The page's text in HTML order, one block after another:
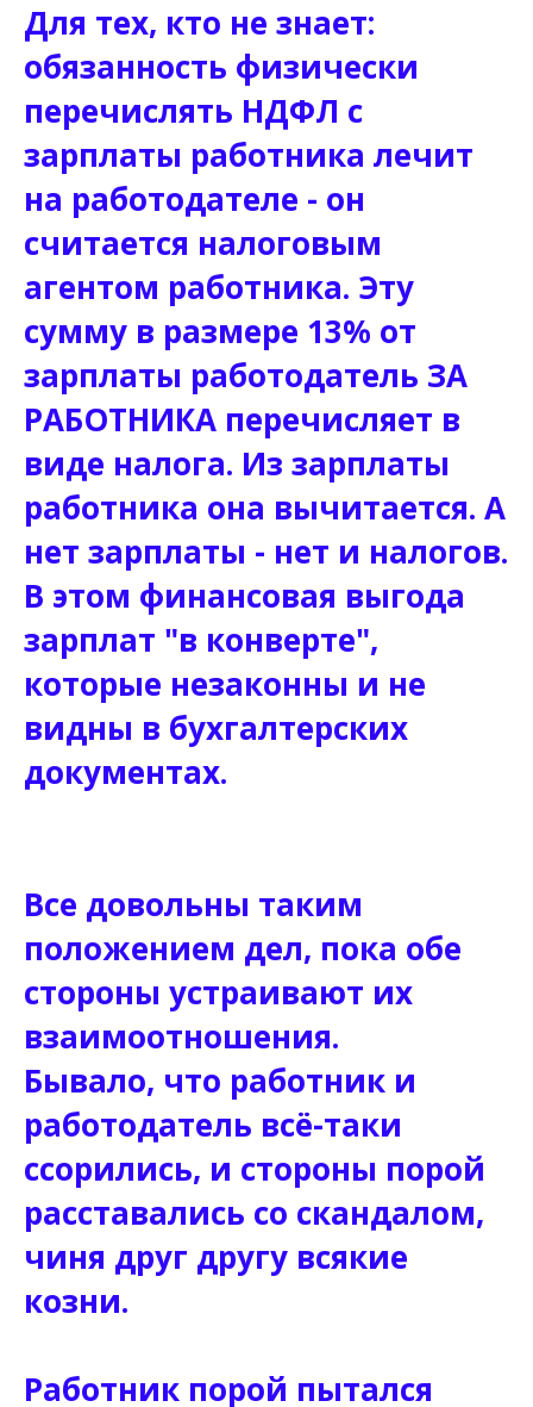
Для тех, кто не знает:
обязанность физически
перечислять НДФЛ с
зарплаты работника лечит
на работодателе - он
считается налоговым
агентом работника. Эту
сумму в размере 13% от
зарплаты работодатель ЗА
РАБОТНИКА перечисляет в
виде налога. Из зарплаты
работника она вычитается. А
нет зарплаты - нет и налогов.
В этом финансовая выгода
зарплат "в конверте",
которые незаконны и не
видны в бухгалтерских
документах.
Все довольны таким
положением дел, пока обе
стороны устраивают их
взаимоотношения.
Бывало, что работник и
работодатель всё-таки
ссорились, и стороны порой
расставались со скандалом,
чиня друг другу всякие
козни.
Работник порой пытался